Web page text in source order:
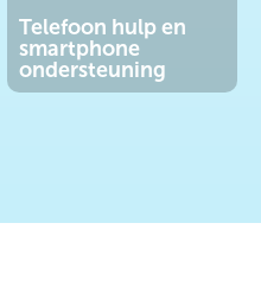
Telefoon hulp en
smartphone
ondersteuning